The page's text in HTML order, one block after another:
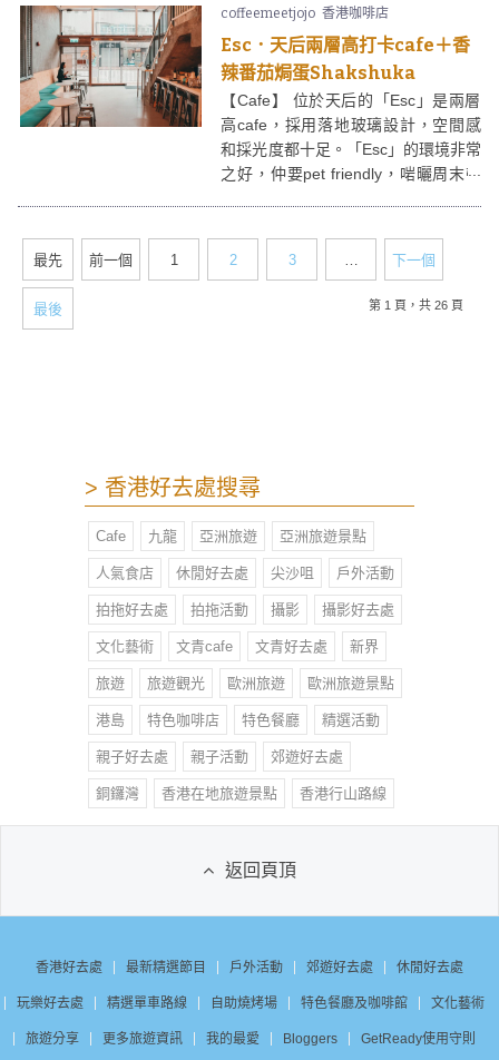
coffeemeetjojo 香港咖啡店
Esc．天后兩層高打卡cafe＋香
辣番茄焗蛋Shakshuka
【Cafe】 位於天后的「Esc」是兩層
高cafe，採用落地玻璃設計，空間感
和採光度都十足。「Esc」的環境非常
之好，仲要pet friendly，啱曬周末帶
最先 前一個 1 2 3 … 下一個
最後 第 1 頁，共 26 頁
> 香港好去處搜尋
Cafe 九龍 亞洲旅遊 亞洲旅遊景點
人氣食店 休閒好去處 尖沙咀 戶外活動
拍拖好去處 拍拖活動 攝影 攝影好去處
文化藝術 文青cafe 文青好去處 新界
旅遊 旅遊觀光 歐洲旅遊 歐洲旅遊景點
港島 特色咖啡店 特色餐廳 精選活動
親子好去處 親子活動 郊遊好去處
銅鑼灣 香港在地旅遊景點 香港行山路線
返回頁頂
香港好去處 最新精選節目 戶外活動 郊遊好去處 休閒好去處
玩樂好去處 精選單車路線 自助燒烤場 特色餐廳及咖啡館 文化藝術
旅遊分享 更多旅遊資訊 我的最愛 Bloggers GetReady使用守則